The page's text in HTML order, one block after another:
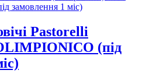
Pastorelli
(під